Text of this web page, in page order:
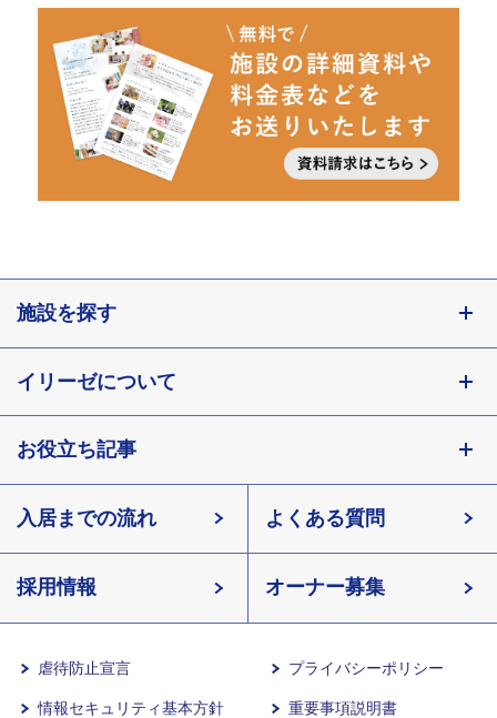
施設を探す
東京都
埼玉県
北海道 宮城県
長野県 愛知県
滋賀県 兵庫県
イリーゼについて
会社概要
有料老人ホームイリーゼとは
イリーゼが選ばれる理由
一日の流れ
お役立ち記事
知っておきたい介護の知識
介護用語をわかりやすく説明
有料老人ホームとは
入居までの流れ よくある質問
採用情報 オーナー募集
虐待防止宣言 プライバシーポリシー
情報セキュリティ基本方針 重要事項説明書